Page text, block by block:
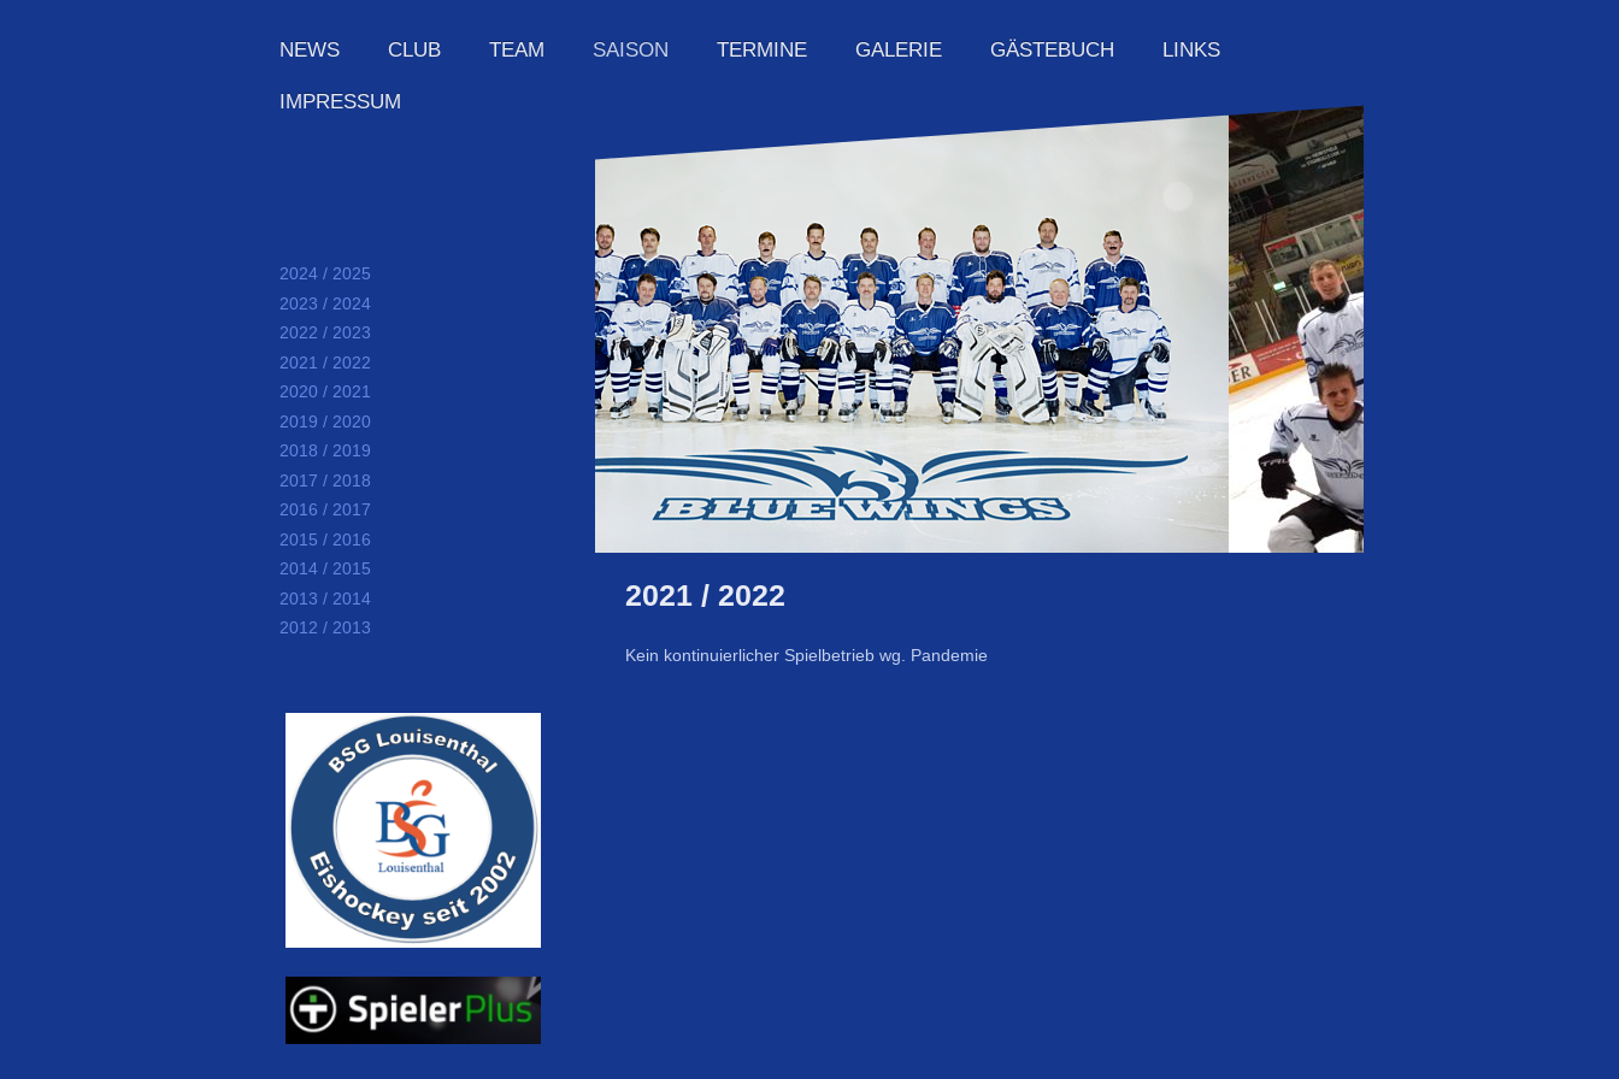
NEWS CLUB TEAM SAISON TERMINE GALERIE GÄSTEBUCH LINKS
IMPRESSUM
2021 / 2022
Kein kontinuierlicher Spielbetrieb wg. Pandemie
2024 / 2025
2023 / 2024
2022 / 2023
2021 / 2022
2020 / 2021
2019 / 2020
2018 / 2019
2017 / 2018
2016 / 2017
2015 / 2016
2014 / 2015
2013 / 2014
2012 / 2013